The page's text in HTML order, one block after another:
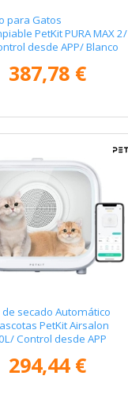
para Gatos
PetKit PURA MAX 2/
desde APP/ Blanco
387,78 €
secado Automático
PetKit Airsalon
Control desde APP
294,44 €